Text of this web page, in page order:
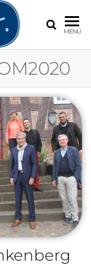
Frank
Klimawandel
MENÜ